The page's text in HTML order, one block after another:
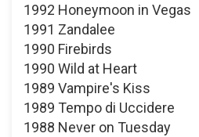
1992 Honeymoon in Vegas
1991 Zandalee
1990 Firebirds
1990 Wild at Heart
1989 Vampire's Kiss
1989 Tempo di Uccidere
1988 Never on Tuesday